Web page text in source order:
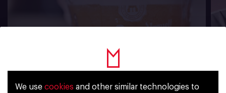
1780
We use cookies and other similar technologies to